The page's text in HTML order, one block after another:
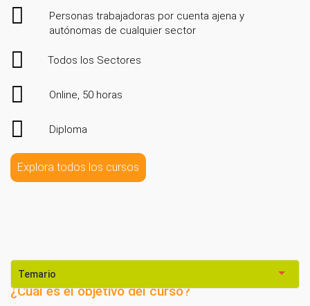
Personas trabajadoras por cuenta ajena y
autónomas de cualquier sector
Todos los Sectores
Online, 50 horas
Diploma
Explora todos los cursos
Temario
¿Cuál es el objetivo del curso?